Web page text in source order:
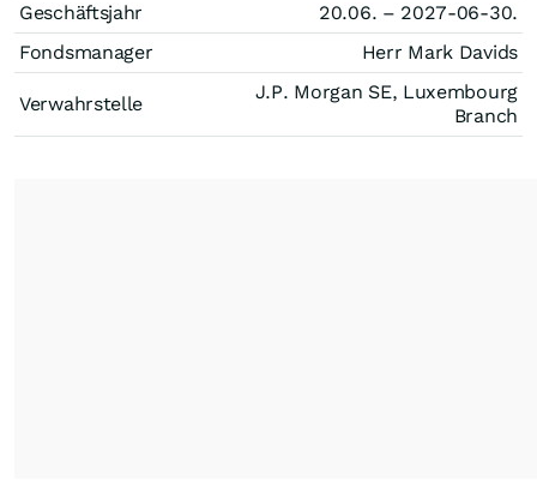
Geschäftsjahr
20.06. – 2027-06-30.
Fondsmanager
Herr Mark Davids
Verwahrstelle
J.P. Morgan SE, Luxembourg
Branch